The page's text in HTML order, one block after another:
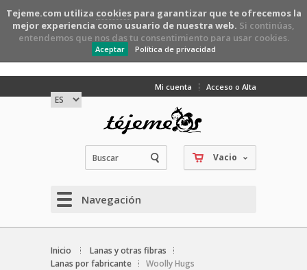
Tejeme.com utiliza cookiespara garantizar que te ofrecemos la
mejor experiencia como usuario de nuestra web. Si continúas,
entendemos que nos das tu consentimiento para usar cookies.
Aceptar Política de privacidad
Mi cuenta Acceso o Alta
Vacio
Navegación
Inicio
Lanas y otras fibras
Lanas por fabricante
Woolly Hugs